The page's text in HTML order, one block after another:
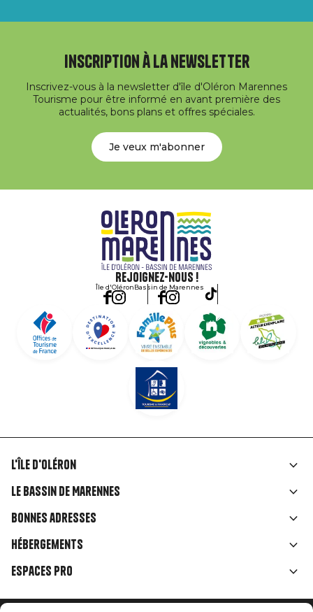
Inscription à la newsletter
Inscrivez-vous à la newsletter d'île d'Oléron Marennes
Tourisme pour être informé en avant première des
actualités, bons plans et offres spéciales.
Je veux m'abonner
Rejoignez-nous !
Île d'OléronBassin de Marennes
Liens
rubriques
L'île d'Oléron
Le Bassin de Marennes
Bonnes adresses
Hébergements
Espaces Pro